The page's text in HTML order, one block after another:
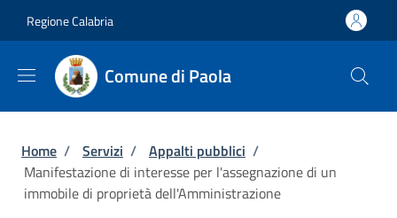
Regione Calabria
Comune di Paola
Briciole di pane
Home / Servizi / Appalti pubblici /
Manifestazione di interesse per l'assegnazione di un
immobile di proprietà dell'Amministrazione